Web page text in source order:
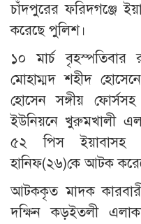
চাঁদপুরের ফরিদগঞ্জে
করেছে পুলিশ।
১০ মার্চ বৃহস্পতিবার
মোহাম্মদ শহীদ
হোসেন সঙ্গীয়
ইউনিয়নে খুরুমখালী
৫২ পিস ইয়াবাসহ
হানিফ(২৬)কে আটক
আটককৃত মাদক
দক্ষিন কড়ইতলী